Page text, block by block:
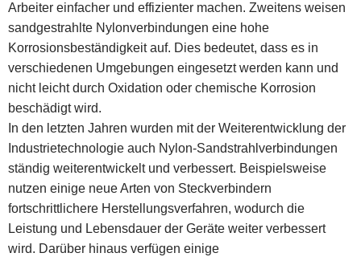
Arbeiter einfacher und effizienter machen. Zweitens weisen
sandgestrahlte Nylonverbindungen eine hohe
Korrosionsbeständigkeit auf. Dies bedeutet, dass es in
verschiedenen Umgebungen eingesetzt werden kann und
nicht leicht durch Oxidation oder chemische Korrosion
beschädigt wird.
In den letzten Jahren wurden mit der Weiterentwicklung der
Industrietechnologie auch Nylon-Sandstrahlverbindungen
ständig weiterentwickelt und verbessert. Beispielsweise
nutzen einige neue Arten von Steckverbindern
fortschrittlichere Herstellungsverfahren, wodurch die
Leistung und Lebensdauer der Geräte weiter verbessert
wird. Darüber hinaus verfügen einige